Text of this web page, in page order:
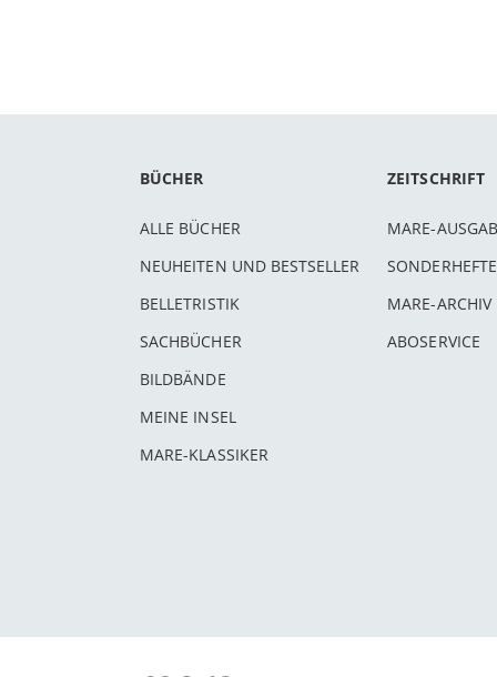
BÜCHER
ALLE BÜCHER
NEUHEITEN UND BESTSELLER
BELLETRISTIK
SACHBÜCHER
BILDBÄNDE
MEINE INSEL
MARE-KLASSIKER
ZEITSCHRIFT
MARE-
SONDERHEFTE
MARE-ARCHIV
ABOSERVICE